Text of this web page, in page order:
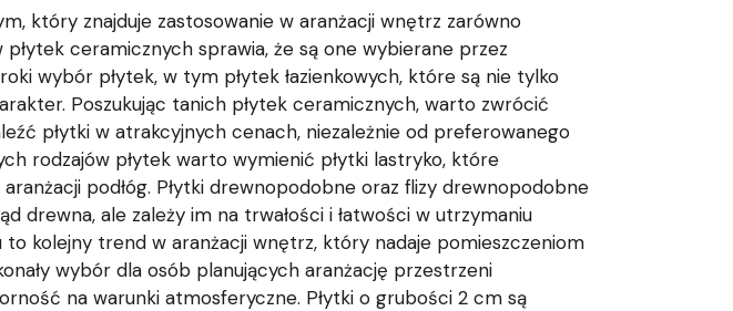
który znajduje zastosowanie w aranżacji wnętrz zarówno
ceramicznych sprawia, że są one wybierane przez
wybór płytek, w tym płytek łazienkowych, które są nie tylko
Poszukując tanich płytek ceramicznych, warto zwrócić
płytki w atrakcyjnych cenach, niezależnie od preferowanego
rodzajów płytek warto wymienić płytki lastryko, które
podłóg. Płytki drewnopodobne oraz flizy drewnopodobne
drewna, ale zależy im na trwałości i łatwości w utrzymaniu
kolejny trend w aranżacji wnętrz, który nadaje pomieszczeniom
wybór dla osób planujących aranżację przestrzeni
na warunki atmosferyczne. Płytki o grubości 2 cm są